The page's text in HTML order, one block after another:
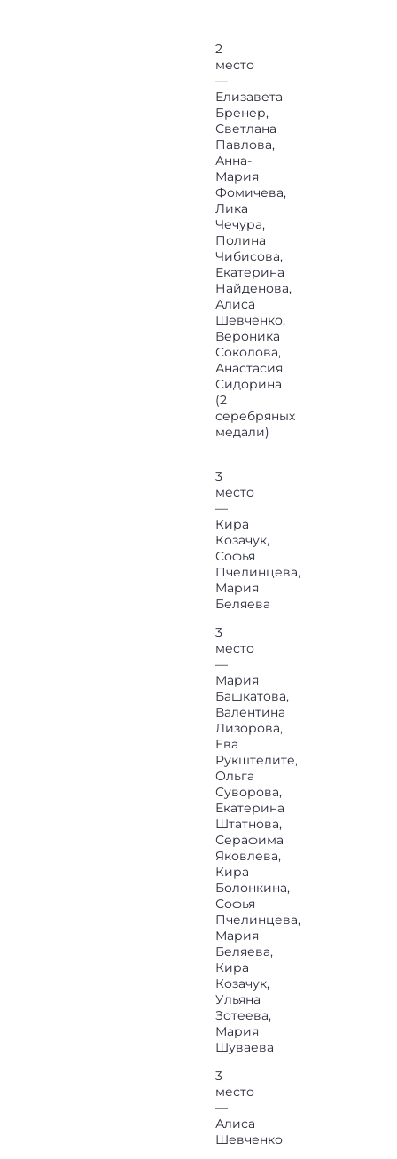
2
место
—
Елизавета
Бренер,
Светлана
Павлова,
Анна-
Мария
Фомичева,
Лика
Чечура,
Полина
Чибисова,
Екатерина
Найденова,
Алиса
Шевченко,
Вероника
Соколова,
Анастасия
Сидорина
(2
серебряных
медали)
3
место
—
Кира
Козачук,
Софья
Пчелинцева,
Мария
Беляева
3
место
—
Мария
Башкатова,
Валентина
Лизорова,
Ева
Рукштелите,
Ольга
Суворова,
Екатерина
Штатнова,
Серафима
Яковлева,
Кира
Болонкина,
Софья
Пчелинцева,
Мария
Беляева,
Кира
Козачук,
Ульяна
Зотеева,
Мария
Шуваева
3
место
—
Алиса
Шевченко